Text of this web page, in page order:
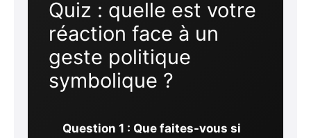
Quiz : quelle est votre
réaction face à un
geste politique
symbolique ?
Question 1 : Que faites-vous si